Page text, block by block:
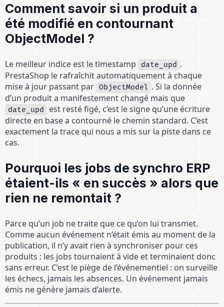
Comment savoir si un produit a
été modifié en contournant
ObjectModel ?
Le meilleur indice est le timestamp date_upd .
PrestaShop le rafraîchit automatiquement à chaque
mise à jour passant par ObjectModel . Si la donnée
d’un produit a manifestement changé mais que
date_upd
est resté figé, c’est le signe qu’une écriture
directe en base a contourné le chemin standard. C’est
exactement la trace qui nous a mis sur la piste dans ce
cas.
Pourquoi les jobs de synchro ERP
étaient-ils « en succès » alors que
rien ne remontait ?
Parce qu’un job ne traite que ce qu’on lui transmet.
Comme aucun événement n’était émis au moment de la
publication, il n’y avait rien à synchroniser pour ces
produits : les jobs tournaient à vide et terminaient donc
sans erreur. C’est le piège de l’événementiel : on surveille
les échecs, jamais les absences. Un événement jamais
émis ne génère jamais d’alerte.